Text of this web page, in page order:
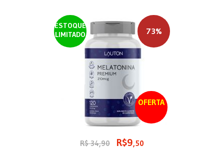
ESTOQUE
LIMITADO
OFERTA
73%
R$ 34,90 R$9,50